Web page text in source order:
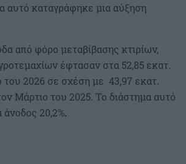
αυτό καταγράφηκε μια αύξηση
από φόρο μεταβίβασης κτιρίων,
έφτασαν στα 52,85 εκατ.
2026 σε σχέση με 43,97 εκατ.
Μάρτιο του 2025. Το διάστημα αυτό
20,2%.